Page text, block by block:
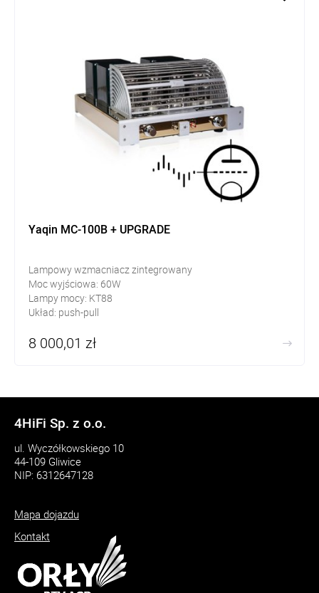
Yaqin MC-100B + UPGRADE
Lampowy wzmacniacz zintegrowany
Moc wyjściowa: 60W
Lampy mocy: KT88
Układ: push-pull
8 000,01 zł
4HiFi Sp. z o.o.
ul. Wyczółkowskiego 10
44-109 Gliwice
NIP: 6312647128
Mapa dojazdu
Kontakt